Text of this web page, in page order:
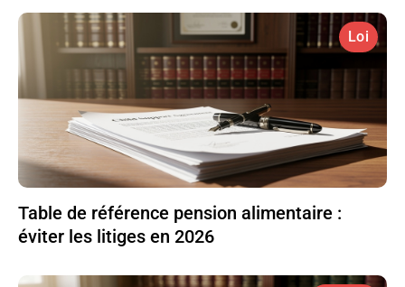
Loi
Table de référence pension alimentaire :
éviter les litiges en 2026